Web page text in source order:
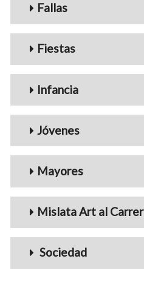
Fallas
Fiestas
Infancia
Jóvenes
Mayores
Mislata Art al Carrer
Sociedad